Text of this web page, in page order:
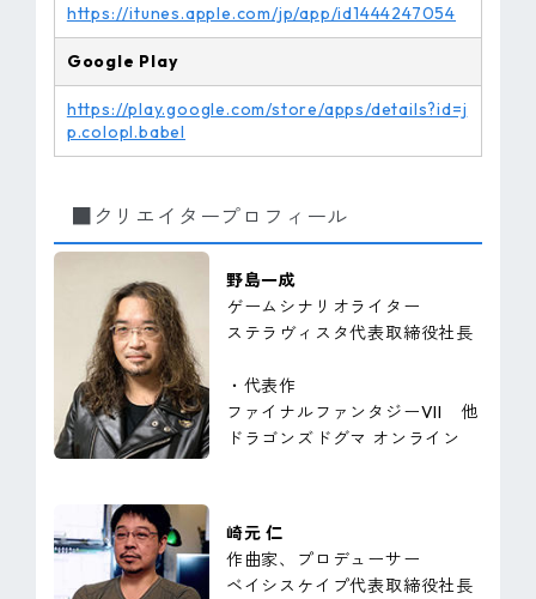
https://itunes.apple.com/jp/app/id1444247054
Google Play
https://play.google.com/store/apps/details?id=j
p.colopl.babel
■クリエイタープロフィール
野島一成
ゲームシナリオライター
ステラヴィスタ代表取締役社長
・代表作
ファイナルファンタジーVII 他
ドラゴンズドグマ オンライン
崎元 仁
作曲家、プロデューサー
ベイシスケイプ代表取締役社長